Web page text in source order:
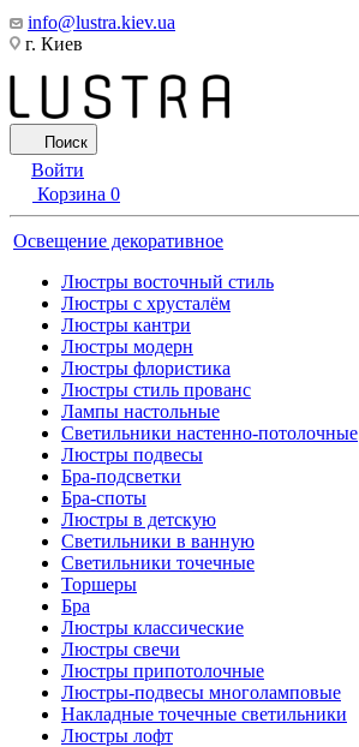
info@lustra.kiev.ua
г. Киев
Поиск
Войти
Корзина 0
Освещение декоративное
Люстры восточный стиль
Люстры с хрусталём
Люстры кантри
Люстры модерн
Люстры флористика
Люстры стиль прованс
Лампы настольные
Светильники настенно-потолочные
Люстры подвесы
Бра-подсветки
Бра-споты
Люстры в детскую
Светильники в ванную
Светильники точечные
Торшеры
Бра
Люстры классические
Люстры свечи
Люстры припотолочные
Люстры-подвесы многоламповые
Накладные точечные светильники
Люстры лофт